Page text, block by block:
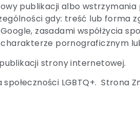
publikacji albo
gdy: treść lub forma
zasadami współżycia
charakterze pornograficznym
strony internetowej.
LGBTQ+. Strona